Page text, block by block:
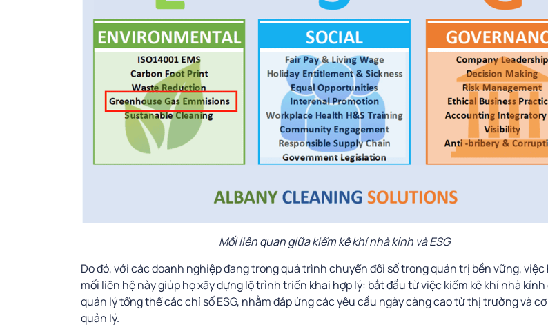
Mối liên quan giữa kiểm kê khí nhà kính và ESG
Do đó, với các doanh nghiệp đang trong quá trình chuyển đổi số trong quản trị bền vững, việc
mối liên hệ này giúp họ xây dựng lộ trình triển khai hợp lý: bắt đầu từ việc kiểm kê khí nhà kính
quản lý tổng thể các chỉ số ESG, nhằm đáp ứng các yêu cầu ngày càng cao từ thị trường và
quản lý.